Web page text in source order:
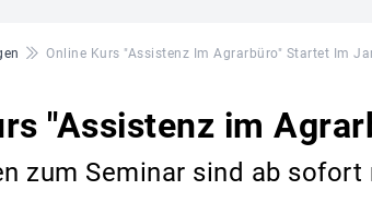
Online Kurs "Assistenz Im Agrarbüro" Startet Im
"Assistenz im
zum Seminar sind ab sofort